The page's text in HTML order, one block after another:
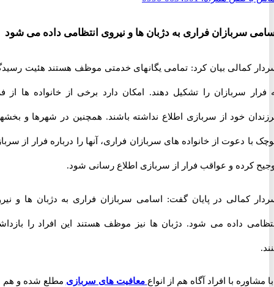
سربازان فراری به دژبان ها و نیروی انتظامی داده می شود
کمالی بیان کرد: تمامی یگانهای خدمتی موظف هستند هئیت رسیدگی
سربازان را تشکیل دهند. امکان دارد برخی از خانواده ها از فرار
خود از سربازی اطلاع نداشته باشند. همچنین در شهرها و بخشهای
دعوت از خانواده های سربازان فراری، آنها را درباره فرار از سربازی
کرده و عواقب فرار از سربازی اطلاع رسانی شود.
کمالی در پایان گفت: اسامی سربازان فراری به دژبان ها و نیروی
داده می شود. دژبان ها نیز موظف هستند این افراد را بازداشت
با افراد آگاه هم از انواع معافیت های سربازیمطلع شده و هم با